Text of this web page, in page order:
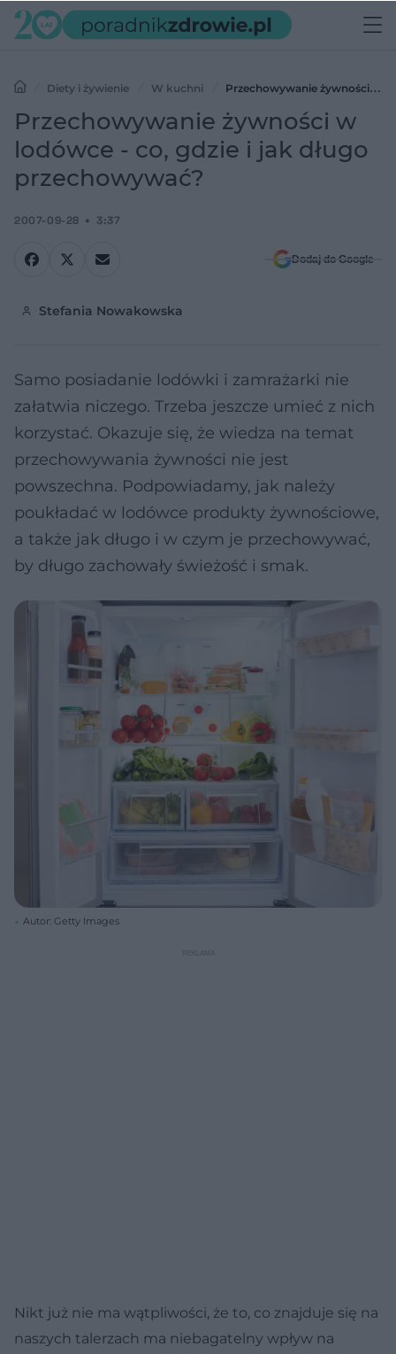
Diety i żywienie W kuchni
Przechowywanie żywności w
lodówce - co, gdzie i jak długo przechowywać?
Przechowywanie żywności w
lodówce - co, gdzie i jak długo
przechowywać?
2007-09-28 3:37
Dodaj do Google
Stefania Nowakowska
Samo posiadanie lodówki i zamrażarki nie
załatwia niczego. Trzeba jeszcze umieć z nich
korzystać. Okazuje się, że wiedza na temat
przechowywania żywności nie jest
powszechna. Podpowiadamy, jak należy
poukładać w lodówce produkty żywnościowe,
a także jak długo i w czym je przechowywać,
by długo zachowały świeżość i smak.
Autor: Getty Images
Nikt już nie ma wątpliwości, że to, co znajduje się na
naszych talerzach ma niebagatelny wpływ na